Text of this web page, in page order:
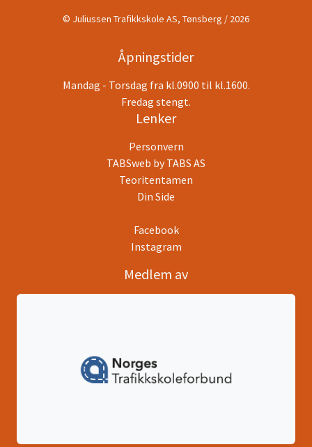
© Juliussen Trafikkskole AS, Tønsberg / 2026
Åpningstider
Mandag - Torsdag fra kl.0900 til kl.1600.
Fredag stengt.
Lenker
Personvern
TABSweb by TABS AS
Teoritentamen
Din Side
Facebook
Instagram
Medlem av